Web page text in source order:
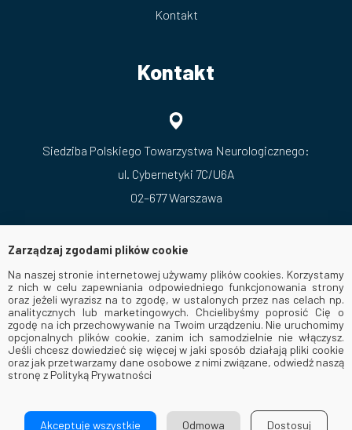
Kontakt
Kontakt
Siedziba Polskiego Towarzystwa Neurologicznego:
ul. Cybernetyki 7C/U6A
02–677 Warszawa
© 2026 Via Medica. All Rights Reserved
Zarządzaj zgodami plików cookie
Na naszej stronie internetowej używamy plików cookies. Korzystamy
z nich w celu zapewniania odpowiedniego funkcjonowania strony
oraz jeżeli wyrazisz na to zgodę, w ustalonych przez nas celach np.
analitycznych lub marketingowych. Chcielibyśmy poprosić Cię o
zgodę na ich przechowywanie na Twoim urządzeniu. Nie uruchomimy
opcjonalnych plików cookie, zanim ich samodzielnie nie włączysz.
Jeśli chcesz dowiedzieć się więcej w jaki sposób działają pliki cookie
oraz jak przetwarzamy dane osobowe z nimi związane, odwiedź naszą
stronę z Polityką Prywatności
Akceptuję wszystkie Odmowa Dostosuj